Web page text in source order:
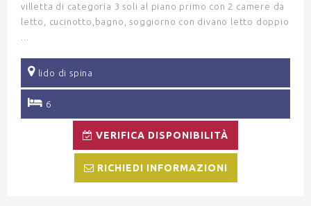
villetta di categoria 3 soli al piano primo con 2 camere da
letto, cucinotto,bagno, soggiorno con divano letto doppio
lido di spina
6
VERIFICA DISPONIBILITÀ
RICHIEDI INFORMAZIONI